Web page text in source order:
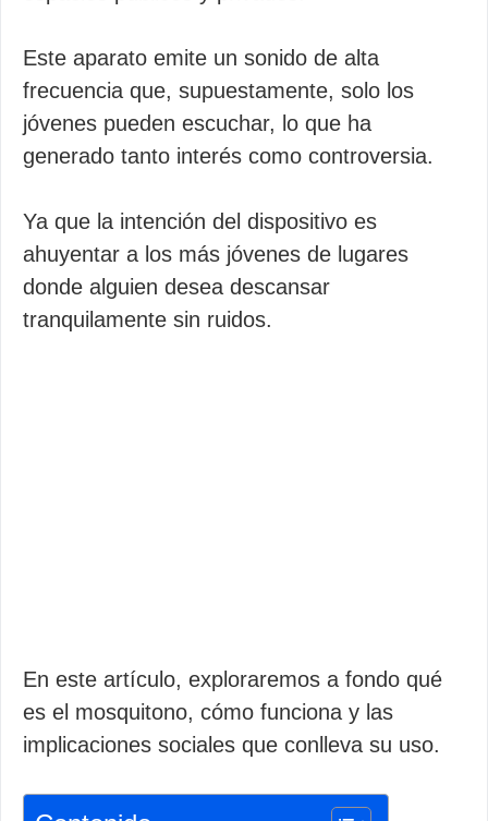
Este aparato emite un sonido de alta
frecuencia que, supuestamente, solo los
jóvenes pueden escuchar, lo que ha
generado tanto interés como controversia.
Ya que la intención del dispositivo es
ahuyentar a los más jóvenes de lugares
donde alguien desea descansar
tranquilamente sin ruidos.
En este artículo, exploraremos a fondo qué
es el mosquitono, cómo funciona y las
implicaciones sociales que conlleva su uso.